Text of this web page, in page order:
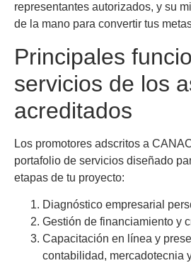
representantes autorizados, y su
de la mano para convertir tus
Principales
servicios de los
acreditados
Los promotores adscritos a
portafolio de servicios diseñado
etapas de tu proyecto:
Diagnóstico empresarial
Gestión de financiamiento y
Capacitación en línea y
contabilidad, mercadotecnia